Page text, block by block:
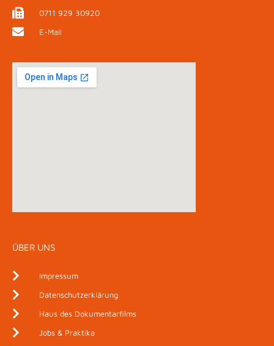
0711 929 30920
E-Mail
ÜBER UNS
Impressum
Datenschutzerklärung
Haus des Dokumentarfilms
Jobs & Praktika